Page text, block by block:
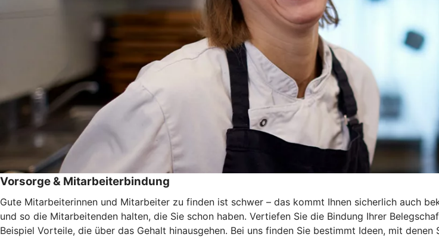
Vorsorge & Mitarbeiterbindung
Gute Mitarbeiterinnen und Mitarbeiter zu finden ist schwer – das kommt Ihnen sicherlich auch
und so die Mitarbeitenden halten, die Sie schon haben. Vertiefen Sie die Bindung Ihrer
Beispiel Vorteile, die über das Gehalt hinausgehen. Bei uns finden Sie bestimmt Ideen, mit